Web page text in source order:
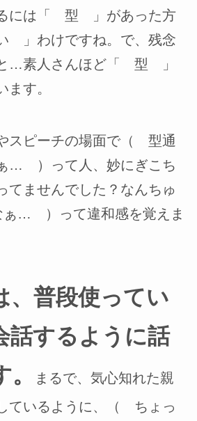
には「 型 」があった方
」わけですね。で、残念
…素人さんほど「 型 」
ます。
スピーチの場面で（ 型通
… ）って人、妙にぎこち
てませんでした？なんちゅ
… ）って違和感を覚えま
、普段使ってい
話するように話
まるで、気心知れた親
ているように、（ ちょっ